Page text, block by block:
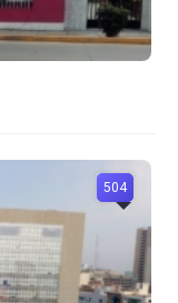
504